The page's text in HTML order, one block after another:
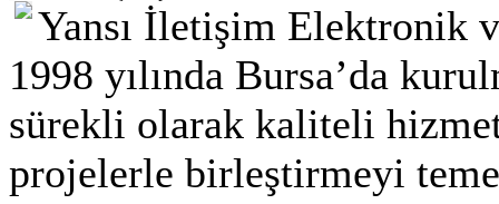
Yansı İletişim Elektronik
1998 yılında Bursa’da
sürekli olarak kaliteli
projelerle birleştirmeyi